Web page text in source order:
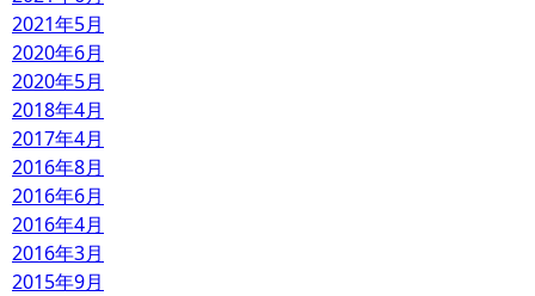
2021年5月
2020年6月
2020年5月
2018年4月
2017年4月
2016年8月
2016年6月
2016年4月
2016年3月
2015年9月